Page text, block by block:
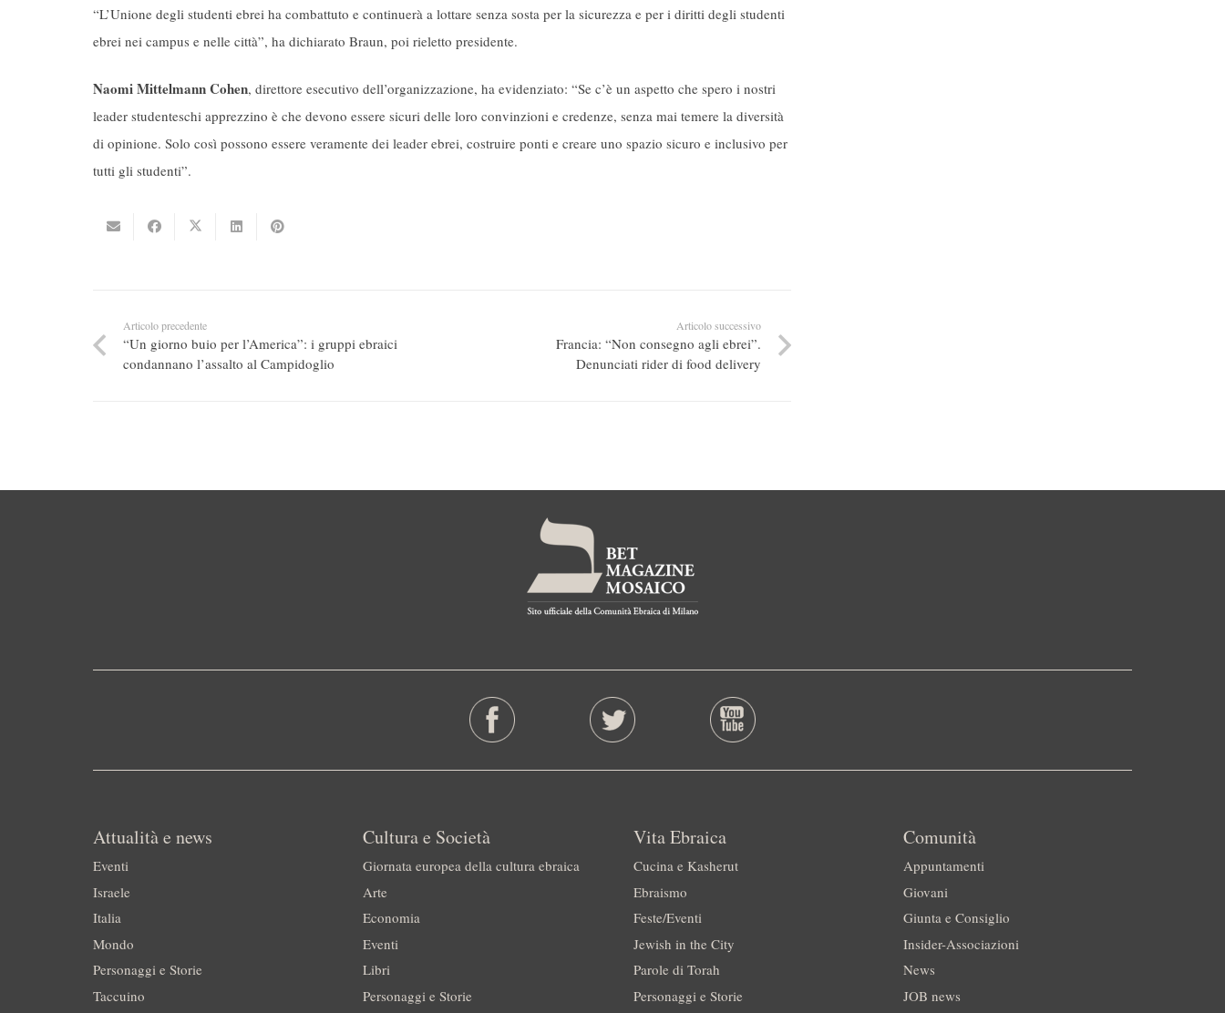
“L’Unione degli studenti ebrei ha combattuto e continuerà a lottare senza sosta per la sicurezza e per i diritti degli studenti
ebrei nei campus e nelle città”, ha dichiarato Braun, poi rieletto presidente.
Naomi Mittelmann Cohen, direttore esecutivo dell’organizzazione, ha evidenziato: “Se c’è un aspetto che spero i nostri
leader studenteschi apprezzino è che devono essere sicuri delle loro convinzioni e credenze, senza mai temere la diversità
di opinione. Solo così possono essere veramente dei leader ebrei, costruire ponti e creare uno spazio sicuro e inclusivo per
tutti gli studenti”.
Articolo precedente
“Un giorno buio per l’America”: i gruppi ebraici
condannano l’assalto al Campidoglio
Articolo successivo
Francia: “Non consegno agli ebrei”.
Denunciati rider di food delivery
Attualità e news
Eventi
Israele
Italia
Mondo
Personaggi e Storie
Taccuino
Cultura e Società
Giornata europea della cultura ebraica
Arte
Economia
Eventi
Libri
Personaggi e Storie
Vita Ebraica
Cucina e Kasherut
Ebraismo
Feste/Eventi
Jewish in the City
Parole di Torah
Personaggi e Storie
Comunità
Appuntamenti
Giovani
Giunta e Consiglio
Insider-Associazioni
News
JOB news